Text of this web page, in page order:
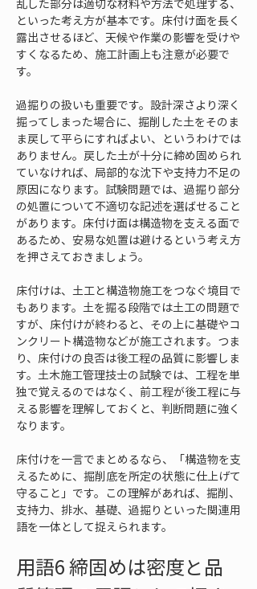
乱した部分は適切な材料や方法で処理する、
といった考え方が基本です。床付け面を長く
露出させるほど、天候や作業の影響を受けや
すくなるため、施工計画上も注意が必要で
す。
過掘りの扱いも重要です。設計深さより深く
掘ってしまった場合に、掘削した土をそのま
ま戻して平らにすればよい、というわけでは
ありません。戻した土が十分に締め固められ
ていなければ、局部的な沈下や支持力不足の
原因になります。試験問題では、過掘り部分
の処置について不適切な記述を選ばせること
があります。床付け面は構造物を支える面で
あるため、安易な処置は避けるという考え方
を押さえておきましょう。
床付けは、土工と構造物施工をつなぐ境目で
もあります。土を掘る段階では土工の問題で
すが、床付けが終わると、その上に基礎やコ
ンクリート構造物などが施工されます。つま
り、床付けの良否は後工程の品質に影響しま
す。土木施工管理技士の試験では、工程を単
独で覚えるのではなく、前工程が後工程に与
える影響を理解しておくと、判断問題に強く
なります。
床付けを一言でまとめるなら、「構造物を支
えるために、掘削底を所定の状態に仕上げて
守ること」です。この理解があれば、掘削、
支持力、排水、基礎、過掘りといった関連用
語を一体として捉えられます。
用語6 締固めは密度と品